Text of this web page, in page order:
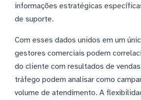
informações estratégicas
de suporte.
Com esses dados unidos em um
gestores comerciais podem
do cliente com resultados de
tráfego podem analisar como
volume de atendimento. A